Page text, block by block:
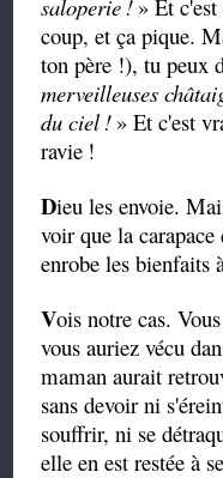
saloperie! » Et
coup, et ça pique.
ton père !), tu peux
merveilleuses
du ciel! » Et c'est
ravie !
Dieu les envoie.
voir que la carapace
enrobe les bienfaits
Vois notre cas.
vous auriez vécu
maman aurait
sans devoir ni
souffrir, ni se
elle en est restée à